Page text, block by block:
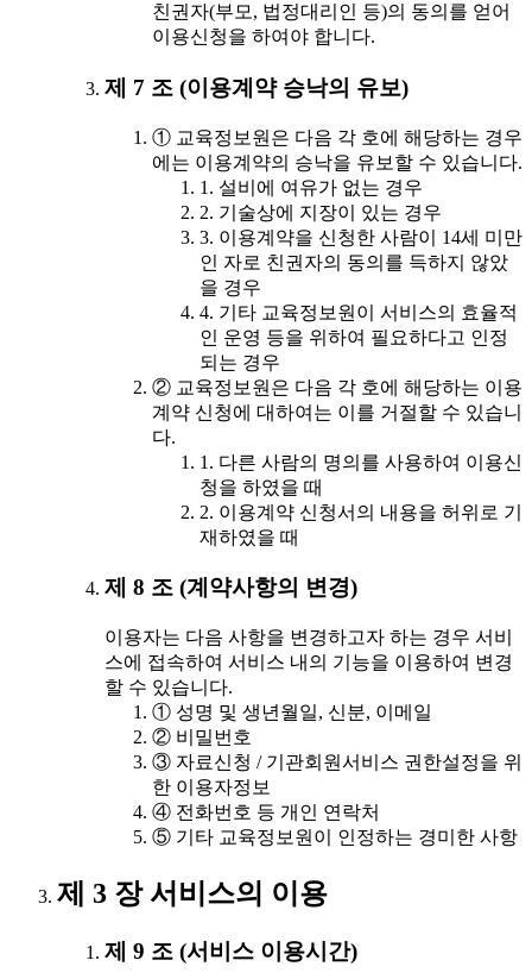
친권자(부모, 법정대리인 등)의 동의를 얻어
이용신청을 하여야 합니다.
제 7 조 (이용계약 승낙의 유보)
① 교육정보원은 다음 각 호에 해당하는 경우
에는 이용계약의 승낙을 유보할 수 있습니다.
1. 설비에 여유가 없는 경우
2. 기술상에 지장이 있는 경우
3. 이용계약을 신청한 사람이 14세 미만
인 자로 친권자의 동의를 득하지 않았
을 경우
4. 기타 교육정보원이 서비스의 효율적
인 운영 등을 위하여 필요하다고 인정
되는 경우
② 교육정보원은 다음 각 호에 해당하는 이용
계약 신청에 대하여는 이를 거절할 수 있습니
다.
1. 다른 사람의 명의를 사용하여 이용신
청을 하였을 때
2. 이용계약 신청서의 내용을 허위로 기
재하였을 때
제 8 조 (계약사항의 변경)
이용자는 다음 사항을 변경하고자 하는 경우 서비
스에 접속하여 서비스 내의 기능을 이용하여 변경
할 수 있습니다.
① 성명 및 생년월일, 신분, 이메일
② 비밀번호
③ 자료신청 / 기관회원서비스 권한설정을 위
한 이용자정보
④ 전화번호 등 개인 연락처
⑤ 기타 교육정보원이 인정하는 경미한 사항
제 3 장 서비스의 이용
제 9 조 (서비스 이용시간)